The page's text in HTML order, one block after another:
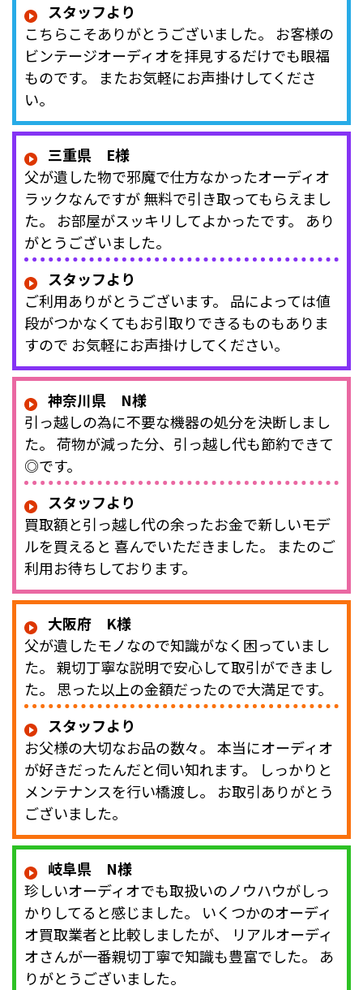
スタッフより
こちらこそありがとうございました。 お客様の
ビンテージオーディオを拝見するだけでも眼福
ものです。 またお気軽にお声掛けしてくださ
い。
三重県 E様
父が遺した物で邪魔で仕方なかったオーディオ
ラックなんですが 無料で引き取ってもらえまし
た。 お部屋がスッキリしてよかったです。 あり
がとうございました。
スタッフより
ご利用ありがとうございます。 品によっては値
段がつかなくてもお引取りできるものもありま
すので お気軽にお声掛けしてください。
神奈川県 N様
引っ越しの為に不要な機器の処分を決断しまし
た。 荷物が減った分、引っ越し代も節約できて
◎です。
スタッフより
買取額と引っ越し代の余ったお金で新しいモデ
ルを買えると 喜んでいただきました。 またのご
利用お待ちしております。
大阪府 K様
父が遺したモノなので知識がなく困っていまし
た。 親切丁寧な説明で安心して取引ができまし
た。 思った以上の金額だったので大満足です。
スタッフより
お父様の大切なお品の数々。 本当にオーディオ
が好きだったんだと伺い知れます。 しっかりと
メンテナンスを行い橋渡し。 お取引ありがとう
ございました。
岐阜県 N様
珍しいオーディオでも取扱いのノウハウがしっ
かりしてると感じました。 いくつかのオーディ
オ買取業者と比較しましたが、 リアルオーディ
オさんが一番親切丁寧で知識も豊富でした。 あ
りがとうございました。